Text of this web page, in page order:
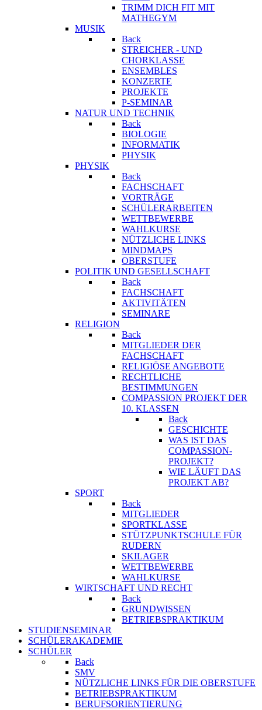
TRIMM DICH FIT MIT
MATHEGYM
MUSIK
Back
STREICHER - UND
CHORKLASSE
ENSEMBLES
KONZERTE
PROJEKTE
P-SEMINAR
NATUR UND TECHNIK
Back
BIOLOGIE
INFORMATIK
PHYSIK
PHYSIK
Back
FACHSCHAFT
VORTRÄGE
SCHÜLERARBEITEN
WETTBEWERBE
WAHLKURSE
NÜTZLICHE LINKS
MINDMAPS
OBERSTUFE
POLITIK UND GESELLSCHAFT
Back
FACHSCHAFT
AKTIVITÄTEN
SEMINARE
RELIGION
Back
MITGLIEDER DER
FACHSCHAFT
RELIGIÖSE ANGEBOTE
RECHTLICHE
BESTIMMUNGEN
COMPASSION PROJEKT DER
10. KLASSEN
Back
GESCHICHTE
WAS IST DAS
COMPASSION-
PROJEKT?
WIE LÄUFT DAS
PROJEKT AB?
SPORT
Back
MITGLIEDER
SPORTKLASSE
STÜTZPUNKTSCHULE FÜR
RUDERN
SKILAGER
WETTBEWERBE
WAHLKURSE
WIRTSCHAFT UND RECHT
Back
GRUNDWISSEN
BETRIEBSPRAKTIKUM
STUDIENSEMINAR
SCHÜLERAKADEMIE
SCHÜLER
Back
SMV
NÜTZLICHE LINKS FÜR DIE OBERSTUFE
BETRIEBSPRAKTIKUM
BERUFSORIENTIERUNG